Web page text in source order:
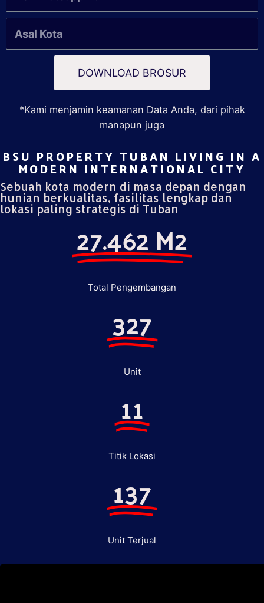
DOWNLOAD BROSUR
*Kami menjamin keamanan Data Anda, dari pihak
manapun juga
BSU PROPERTY TUBAN LIVING IN A
MODERN INTERNATIONAL CITY​
Sebuah kota modern di masa depan dengan
hunian berkualitas, fasilitas lengkap dan
lokasi paling strategis di Tuban
27.462 M2
Total Pengembangan
327
Unit
11
Titik Lokasi
137
Unit Terjual